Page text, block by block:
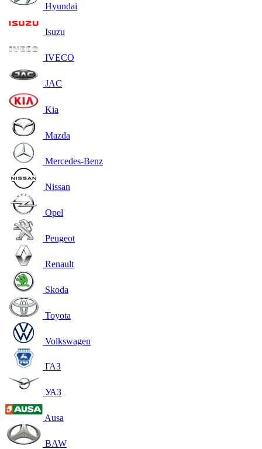
Hyundai
Isuzu
IVECO
JAC
Kia
Mazda
Mercedes-Benz
Nissan
Opel
Peugeot
Renault
Skoda
Toyota
Volkswagen
ГАЗ
УАЗ
Ausa
BAW